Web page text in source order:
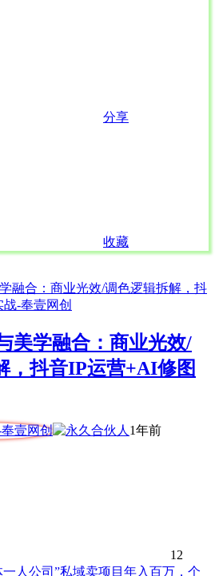
分享
收藏
美学融合：商业光效/
，抖音IP运营+AI修图
1年前
12